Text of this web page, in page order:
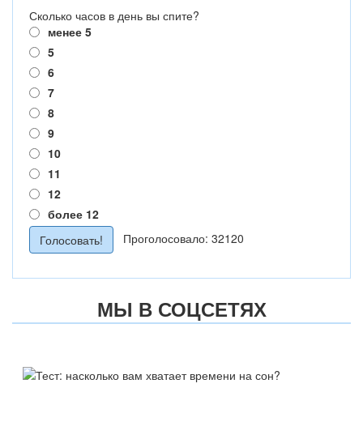
Сколько часов в день вы спите?
менее 5
5
6
7
8
9
10
11
12
более 12
Проголосовало: 32120
МЫ В СОЦСЕТЯХ